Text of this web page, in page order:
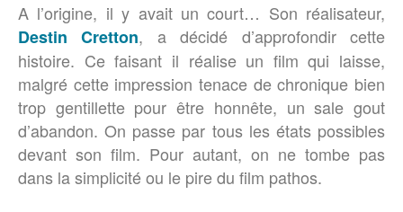
A l’origine, il y avait un court… Son réalisateur,
Destin Cretton, a décidé d’approfondir cette
histoire. Ce faisant il réalise un film qui laisse,
malgré cette impression tenace de chronique bien
trop gentillette pour être honnête, un sale gout
d’abandon. On passe par tous les états possibles
devant son film. Pour autant, on ne tombe pas
dans la simplicité ou le pire du film pathos.